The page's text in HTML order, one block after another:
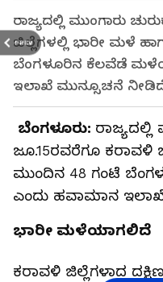
PREV
ರಾಜ್ಯದಲ್ಲಿ ಮುಂಗಾರು
ಜಿಲ್ಲೆಗಳಲ್ಲಿ ಭಾರೀ ಮಳೆ
ಬೆಂಗಳೂರಿನ ಕೆಲವೆಡೆ
ಇಲಾಖೆ ಮುನ್ಸೂಚನೆ
ಬೆಂಗಳೂರು: ರಾಜ್ಯದಲ್ಲಿ
ಜೂ.15ರವರೆಗೂ ಕರಾವಳಿ
ಮುಂದಿನ 48 ಗಂಟೆ
ಎಂದು ಹವಾಮಾನ
ಭಾರೀ ಮಳೆಯಾಗಲಿದೆ
ಕರಾವಳಿ ಜಿಲ್ಲೆಗಳಾದ